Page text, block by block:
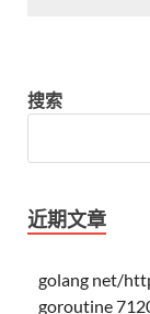
搜索
近期文章
golang net/
goroutine